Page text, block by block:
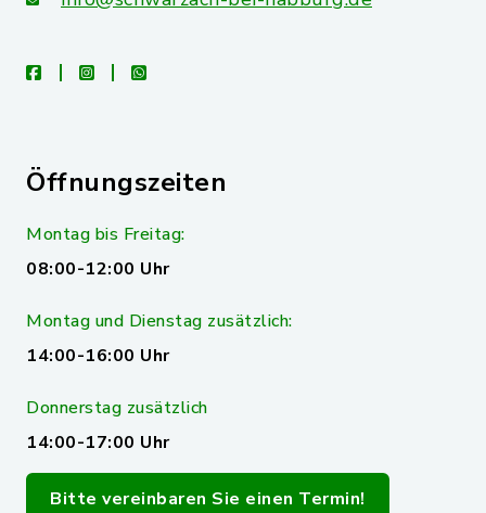
facebookinstagramwhatsapp
Öffnungszeiten
Montag bis Freitag:
08:00-12:00 Uhr
Montag und Dienstag zusätzlich:
14:00-16:00 Uhr
Donnerstag zusätzlich
14:00-17:00 Uhr
Bitte vereinbaren Sie einen Termin!